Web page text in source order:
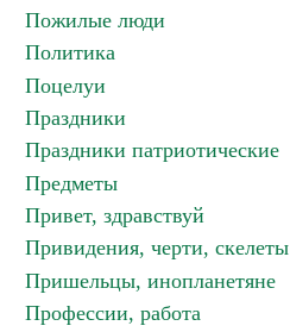
Пожилые люди
Политика
Поцелуи
Праздники
Праздники патриотические
Предметы
Привет, здравствуй
Привидения, черти, скелеты
Пришельцы, инопланетяне
Профессии, работа